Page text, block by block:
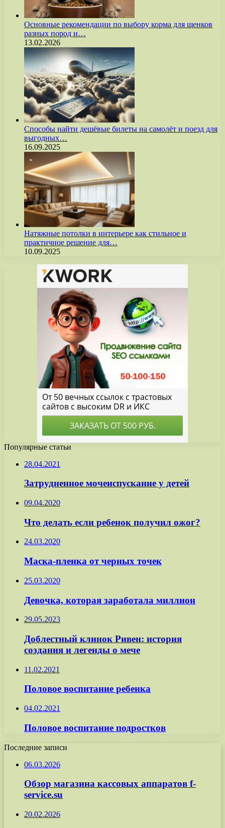
Основные рекомендации по выбору корма для щенков
разных пород и…
13.02.2026
Способы найти дешёвые билеты на самолёт и поезд для
выгодных…
16.09.2025
Натяжные потолки в интерьере как стильное и
практичное решение для…
10.09.2025
Популярные статьи
28.04.2021
Затрудненное мочеиспускание у детей
09.04.2020
Что делать если ребенок получил ожог?
24.03.2020
Маска-пленка от черных точек
25.03.2020
Девочка, которая заработала миллион
29.05.2023
Доблестный клинок Ривен: история
создания и легенды о мече
11.02.2021
Половое воспитание ребенка
04.02.2021
Половое воспитание подростков
Последние записи
06.03.2026
Обзор магазина кассовых аппаратов f-
service.su
20.02.2026